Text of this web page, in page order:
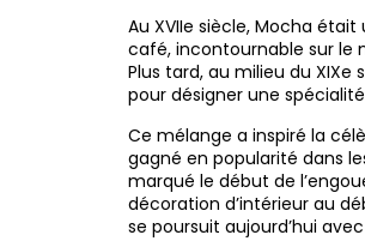
Au XVIIe siècle, Mocha
café, incontournable sur le
Plus tard, au milieu du
pour désigner une
Ce mélange a inspiré la
gagné en popularité dans
marqué le début de
décoration d’intérieur au
se poursuit aujourd’hui